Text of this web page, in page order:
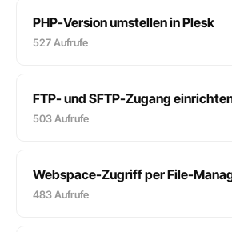
PHP-Version umstellen in Plesk
527 Aufrufe
FTP- und SFTP-Zugang
503 Aufrufe
Webspace-Zugriff per File-
483 Aufrufe